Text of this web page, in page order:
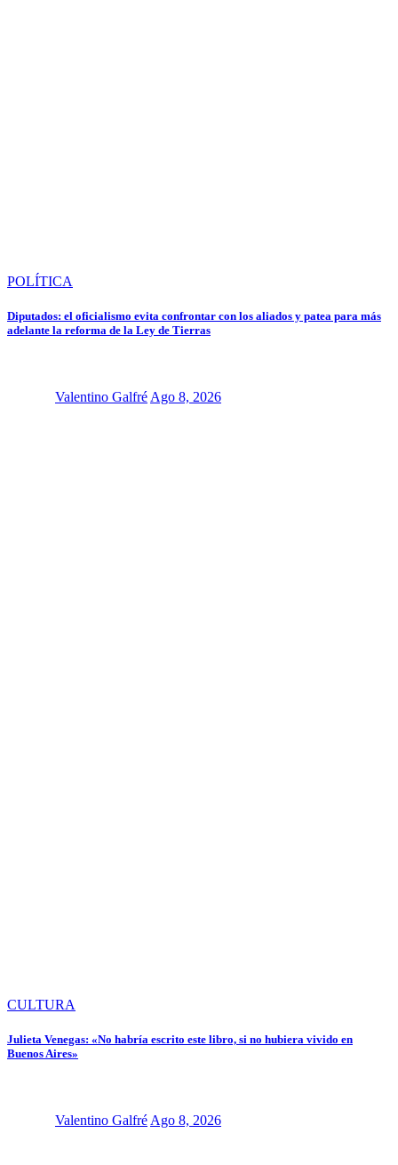
POLÍTICA
Diputados: el oficialismo evita confrontar con los aliados y patea para más
adelante la reforma de la Ley de Tierras
Valentino Galfré Ago 8, 2026
CULTURA
Julieta Venegas: «No habría escrito este libro, si no hubiera vivido en
Buenos Aires»
Valentino Galfré Ago 8, 2026